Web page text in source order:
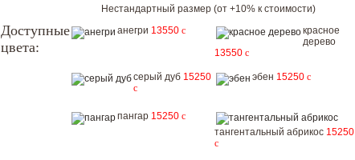
Нестандартный размер (от +10% к стоимости)
Доступные
цвета:
анегри 13550 c
красное
дерево
13550 c
серый дуб 15250
c
эбен 15250 c
пангар 15250 c
тангентальный абрикос 15250
c